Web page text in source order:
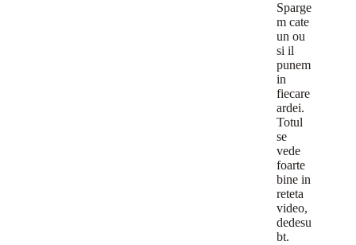
Sparge
m cate
un ou
si il
punem
in
fiecare
ardei.
Totul
se
vede
foarte
bine in
reteta
video,
dedesu
bt.